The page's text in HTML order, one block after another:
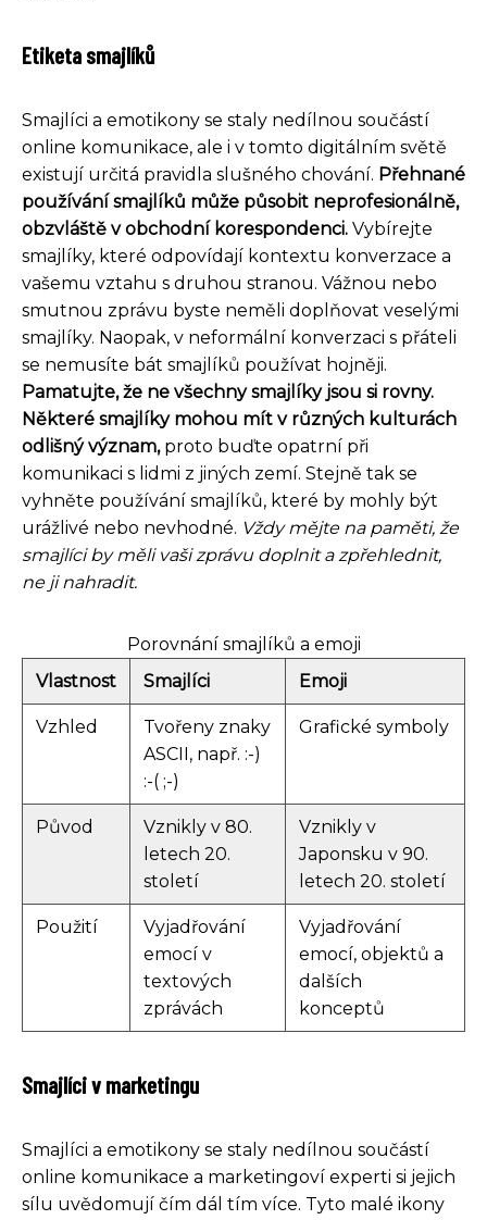
Etiketa smajlíků
Smajlíci a emotikony se staly nedílnou součástí
online komunikace, ale i v tomto digitálním světě
existují určitá pravidla slušného chování. Přehnané
používání smajlíků může působit neprofesionálně,
obzvláště v obchodní korespondenci. Vybírejte
smajlíky, které odpovídají kontextu konverzace a
vašemu vztahu s druhou stranou. Vážnou nebo
smutnou zprávu byste neměli doplňovat veselými
smajlíky. Naopak, v neformální konverzaci s přáteli
se nemusíte bát smajlíků používat hojněji.
Pamatujte, že ne všechny smajlíky jsou si rovny.
Některé smajlíky mohou mít v různých kulturách
odlišný význam,proto buďte opatrní při
komunikaci s lidmi z jiných zemí. Stejně tak se
vyhněte používání smajlíků, které by mohly být
urážlivé nebo nevhodné. Vždy mějte na paměti, že
smajlíci by měli vaši zprávu doplnit a zpřehlednit,
ne ji nahradit.
Porovnání smajlíků a emoji
Vlastnost
Smajlíci Emoji
Vzhled
Tvořeny znaky
ASCII, např. :-)
:-( ;-)
Grafické symboly
Původ
Vznikly v 80.
letech 20.
století
Vznikly v
Japonsku v 90.
letech 20. století
Použití
Vyjadřování
emocí v
textových
zprávách
Vyjadřování
emocí, objektů a
dalších
konceptů
Smajlíci v marketingu
Smajlíci a emotikony se staly nedílnou součástí
online komunikace a marketingoví experti si jejich
sílu uvědomují čím dál tím více. Tyto malé ikony